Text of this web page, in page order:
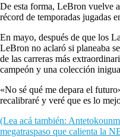
De esta forma, LeBron vuelve
récord de temporadas jugadas
En mayo, después de que los
LeBron no aclaró si planeaba
de las carreras más
campeón y una colección
«No sé qué me depara el
recalibraré y veré que es lo
(Lea acá también:
megatraspaso que calienta la